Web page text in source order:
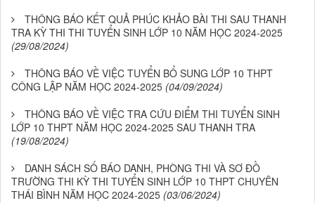
THÔNG BÁO KẾT QUẢ PHÚC KHẢO BÀI THI SAU THANH
TRA KỲ THI THI TUYỂN SINH LỚP 10 NĂM HỌC 2024-2025
(29/08/2024)
THÔNG BÁO VỀ VIỆC TUYỂN BỔ SUNG LỚP 10 THPT
CÔNG LẬP NĂM HỌC 2024-2025 (04/09/2024)
THÔNG BÁO VỀ VIỆC TRA CỨU ĐIỂM THI TUYỂN SINH
LỚP 10 THPT NĂM HỌC 2024-2025 SAU THANH TRA
(19/08/2024)
DANH SÁCH SỐ BÁO DANH, PHÒNG THI VÀ SƠ ĐỒ
TRƯỜNG THI KỲ THI TUYỂN SINH LỚP 10 THPT CHUYÊN
THÁI BÌNH NĂM HỌC 2024-2025 (03/06/2024)